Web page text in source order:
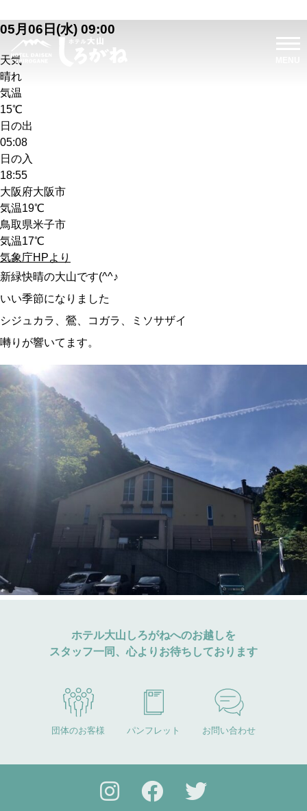
05月06日(水) 09:00
天気
晴れ
気温
15℃
日の出
05:08
日の入
18:55
大阪府大阪市
気温19℃
鳥取県米子市
気温17℃
気象庁HPより
新緑快晴の大山です(^^♪
いい季節になりました
シジュカラ、鶯、コガラ、ミソサザイ
囀りが響いてます。
ホテル大山しろがねへのお越しを
スタッフ一同、心よりお待ちしております
団体のお客様 パンフレット お問い合わせ